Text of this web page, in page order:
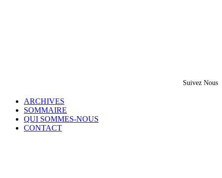
Suivez Nous
ARCHIVES
SOMMAIRE
QUI SOMMES-NOUS
CONTACT